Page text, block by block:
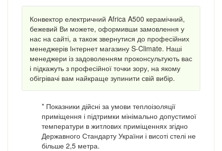
Конвектор електричний Africa A500 керамічний,
бежевий Ви можете, оформивши замовлення у
нас на сайті, а також звернутися до професійних
менеджерів Інтернет магазину S-Climate. Наші
менеджери із задоволенням проконсультують вас
і підкажуть з професійної точки зору, на якому
обігрівачі вам найкраще зупинити свій вибір.
* Показники дійсні за умови теплоізоляції
приміщення і підтримки мінімально допустимої
температури в житлових приміщеннях згідно
Державного Стандарту України і висоті стелі не
більше 2,5 метра.